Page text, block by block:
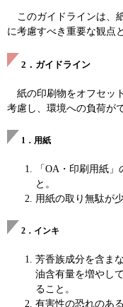
このガイドラインは、
に考慮すべき重要な観点
2．ガイドライン
紙の印刷物をオフセッ
考慮し、環境への負荷が
1．用紙
「OA・印刷用紙
と。
用紙の取り無駄が
2．インキ
芳香族成分を含ま
油含有量を増やし
ること。
有害性の恐れのあ